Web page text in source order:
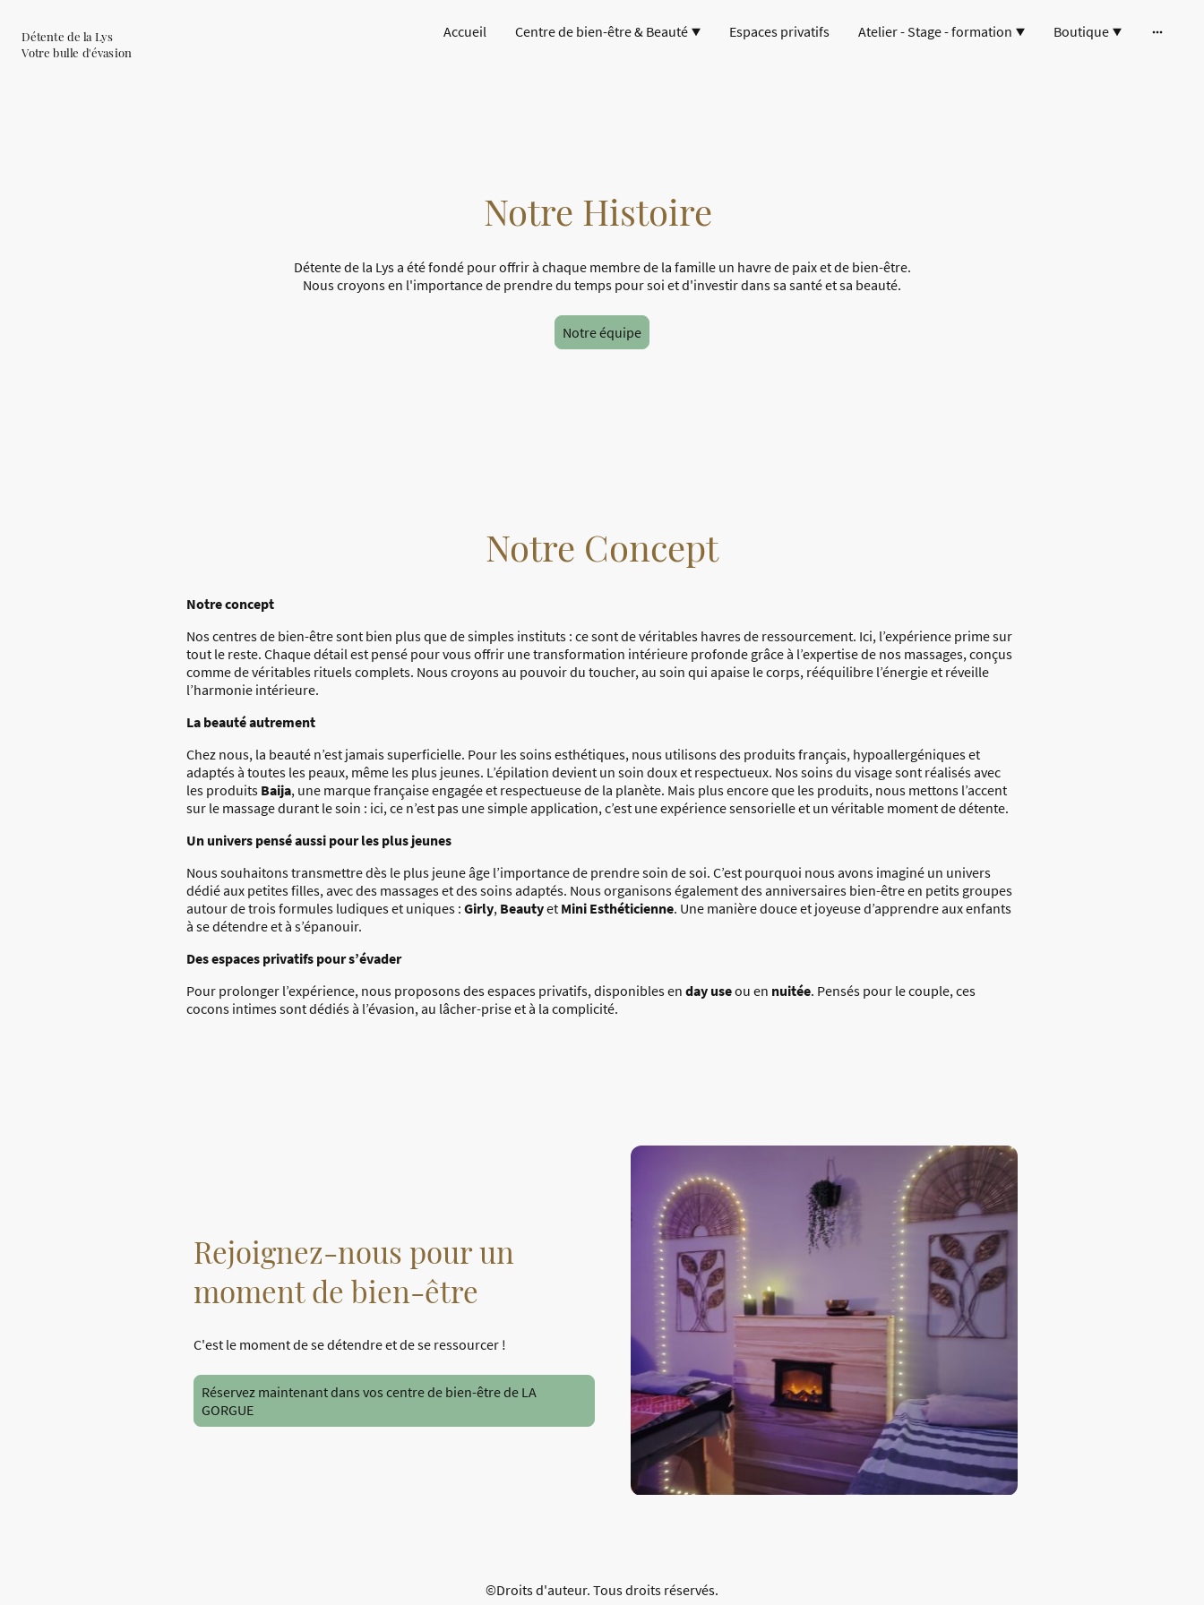
Détente de la Lys
Votre bulle d'évasion
Accueil Centre de bien-être & Beauté Espaces privatifs Atelier - Stage - formation Boutique
Notre Histoire
Détente de la Lys a été fondé pour offrir à chaque membre de la famille un havre de paix et de bien-être.
Nous croyons en l'importance de prendre du temps pour soi et d'investir dans sa santé et sa beauté.
Notre équipe
Notre Concept
Notre concept
Nos centres de bien-être sont bien plus que de simples instituts : ce sont de véritables havres de ressourcement. Ici, l’expérience prime sur
tout le reste. Chaque détail est pensé pour vous offrir une transformation intérieure profonde grâce à l’expertise de nos massages, conçus
comme de véritables rituels complets. Nous croyons au pouvoir du toucher, au soin qui apaise le corps, rééquilibre l’énergie et réveille
l’harmonie intérieure.
La beauté autrement
Chez nous, la beauté n’est jamais superficielle. Pour les soins esthétiques, nous utilisons des produits français, hypoallergéniques et
adaptés à toutes les peaux, même les plus jeunes. L’épilation devient un soin doux et respectueux. Nos soins du visage sont réalisés avec
les produits Baija, une marque française engagée et respectueuse de la planète. Mais plus encore que les produits, nous mettons l’accent
sur le massage durant le soin : ici, ce n’est pas une simple application, c’est une expérience sensorielle et un véritable moment de détente.
Un univers pensé aussi pour les plus jeunes
Nous souhaitons transmettre dès le plus jeune âge l’importance de prendre soin de soi. C’est pourquoi nous avons imaginé un univers
dédié aux petites filles, avec des massages et des soins adaptés. Nous organisons également des anniversaires bien-être en petits groupes
autour de trois formules ludiques et uniques : Girly, Beautyet Mini Esthéticienne. Une manière douce et joyeuse d’apprendre aux enfants
à se détendre et à s’épanouir.
Des espaces privatifs pour s’évader
Pour prolonger l’expérience, nous proposons des espaces privatifs, disponibles en day useou en nuitée. Pensés pour le couple, ces
cocons intimes sont dédiés à l’évasion, au lâcher-prise et à la complicité.
Rejoignez-nous pour un
moment de bien-être
C'est le moment de se détendre et de se ressourcer !
Réservez maintenant dans vos centre de bien-être de LA
GORGUE
©Droits d'auteur. Tous droits réservés.